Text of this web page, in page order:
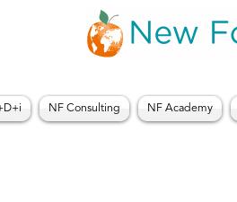
NF Consulting NF Academy